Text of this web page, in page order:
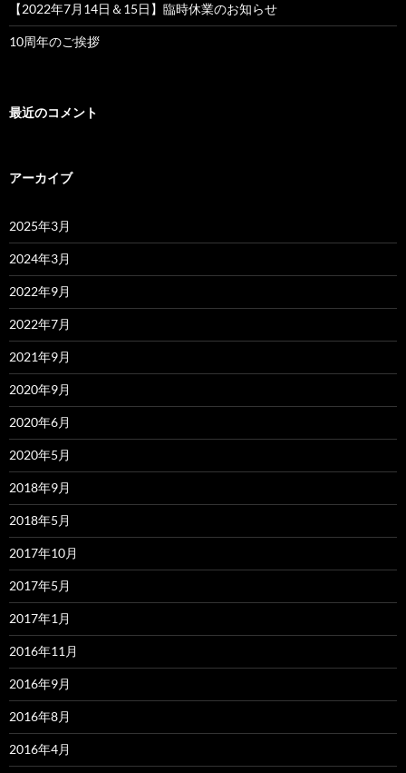
【2022年7月14日＆15日】臨時休業のお知らせ
10周年のご挨拶
最近のコメント
アーカイブ
2025年3月
2024年3月
2022年9月
2022年7月
2021年9月
2020年9月
2020年6月
2020年5月
2018年9月
2018年5月
2017年10月
2017年5月
2017年1月
2016年11月
2016年9月
2016年8月
2016年4月